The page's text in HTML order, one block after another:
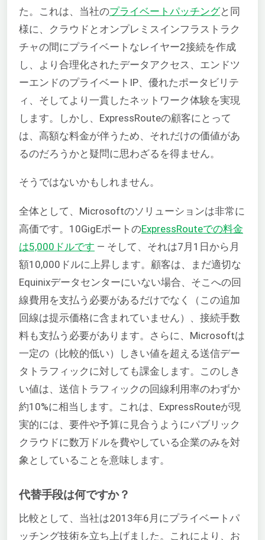
た。これは、当社のプライベートパッチングと同
様に、クラウドとオンプレミスインフラストラク
チャの間にプライベートなレイヤー2接続を作成
し、より合理化されたデータアクセス、エンドツ
ーエンドのプライベートIP、優れたポータビリテ
ィ、そしてより一貫したネットワーク体験を実現
します。しかし、ExpressRouteの顧客にとって
は、高額な料金が伴うため、それだけの価値があ
るのだろうかと疑問に思わざるを得ません。
そうではないかもしれません。
全体として、Microsoftのソリューションは非常に
高価です。10GigEポートのExpressRouteでの料金
は5,000ドルです — そして、それは7月1日から月
額10,000ドルに上昇します。顧客は、まだ適切な
Equinixデータセンターにいない場合、そこへの回
線費用を支払う必要があるだけでなく（この追加
回線は提示価格に含まれていません）、接続手数
料も支払う必要があります。さらに、Microsoftは
一定の（比較的低い）しきい値を超える送信デー
タトラフィックに対しても課金します。このしき
い値は、送信トラフィックの回線利用率のわずか
約10%に相当します。これは、ExpressRouteが現
実的には、要件や予算に見合うようにパブリック
クラウドに数万ドルを費やしている企業のみを対
象としていることを意味します。
代替手段は何ですか？
比較として、当社は2013年6月にプライベートパ
ッチング技術を立ち上げました。これにより、お